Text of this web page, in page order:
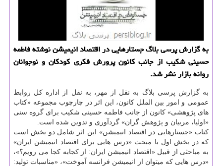
به گزارش پرسی بلاگ جستارهایی در اقتصاد انیمیشن نوشته فاطمه
حسینی شکیب از جانب کانون پرورش فکری کودکان و نوجوانان
روانه بازار نشر شد.
به گزارش پرسی بلاگ به نقل از مهر، به نقل از اداره کل روابط
عمومی و امور بین الملل کانون، این اثر در چارچوب مجموعه «کتاب
های پژوهشی» کانون از جانب فاطمه حسینی شکیب برای گروه سنی
«اولیا، مربیان و پژوهش گران» گردآوری و تدوین شده است.
کتاب «جستارهایی در اقتصاد انیمیشن» این اثر شامل دو بخش است
که در بخش اول با مبحث «درس هایی برای اقتصاد انیمیشن ایران»
به مباحثی از قبیل «اقتصاد انیمیشن ایران: از کجابه کجا می رویم؟»،
«درس هایی که میتوان از انیمیشن فرانسه آموخت»، «مناسبات تولید: